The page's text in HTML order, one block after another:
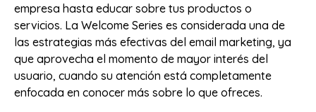
empresa hasta educar sobre tus productos o
servicios. La Welcome Series es considerada una de
las estrategias más efectivas del email marketing, ya
que aprovecha el momento de mayor interés del
usuario, cuando su atención está completamente
enfocada en conocer más sobre lo que ofreces.